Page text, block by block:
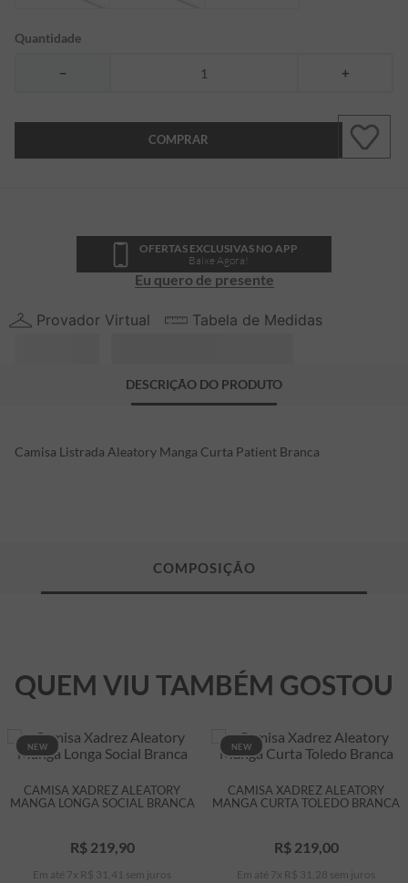
Quantidade
＋
－
COMPRAR
OFERTAS EXCLUSIVAS NO APP
Baixe Agora!
Eu quero de presente
Provador Virtual Tabela de Medidas
DESCRIÇÃO DO PRODUTO
Camisa Listrada Aleatory Manga Curta Patient Branca
QUEM VIU TAMBÉM GOSTOU
NEW
CAMISA XADREZ ALEATORY
MANGA LONGA SOCIAL BRANCA
R$ 219,90
Em até 7 x R$ 31 41 sem juros
NEW
CAMISA XADREZ ALEATORY
MANGA CURTA TOLEDO BRANCA
R$ 219,00
Em até 7 x R$ 31 28 sem juros